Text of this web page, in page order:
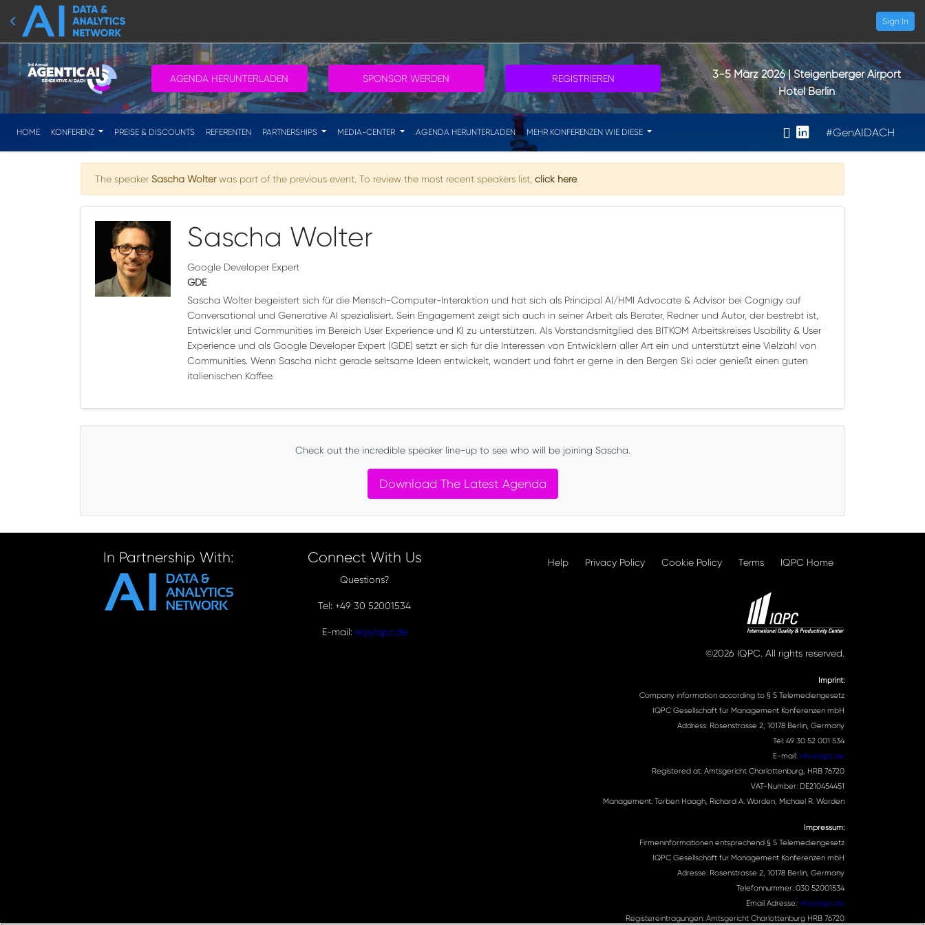
Sign In
3-5 März 2026 | Steigenberger Airport
Hotel Berlin
AGENDA HERUNTERLADEN SPONSOR WERDEN REGISTRIEREN
HOME KONFERENZ PREISE & DISCOUNTS REFERENTEN PARTNERSHIPS MEDIA-CENTER AGENDA HERUNTERLADEN MEHR KONFERENZEN WIE DIESE #GenAIDACH
The speaker Sascha Wolterwas part of the previous event. To review the most recent speakers list, click here.
Sascha Wolter
Google Developer Expert
GDE
Sascha Wolter begeistert sich für die Mensch-Computer-Interaktion und hat sich als Principal AI/HMI Advocate & Advisor bei Cognigy auf
Conversational und Generative AI spezialisiert. Sein Engagement zeigt sich auch in seiner Arbeit als Berater, Redner und Autor, der bestrebt ist,
Entwickler und Communities im Bereich User Experience und KI zu unterstützen. Als Vorstandsmitglied des BITKOM Arbeitskreises Usability & User
Experience und als Google Developer Expert (GDE) setzt er sich für die Interessen von Entwicklern aller Art ein und unterstützt eine Vielzahl von
Communities. Wenn Sascha nicht gerade seltsame Ideen entwickelt, wandert und fährt er gerne in den Bergen Ski oder genießt einen guten
italienischen Kaffee.
Check out the incredible speaker line-up to see who will be joining Sascha.
Download The Latest Agenda
In Partnership With: Connect With Us
Questions?
Tel: +49 30 52001534
E-mail: eq@iqpc.de
Help Privacy Policy Cookie Policy Terms IQPC Home
©2026 IQPC. All rights reserved.
Imprint:
Company information according to § 5 Telemediengesetz
IQPC Gesellschaft für Management Konferenzen mbH
Address: Rosenstrasse 2, 10178 Berlin, Germany
Tel: 49 30 52 001 534
E-mail: info@iqpc.de
Registered at: Amtsgericht Charlottenburg, HRB 76720
VAT-Number: DE210454451
Management: Torben Haagh, Richard A. Worden, Michael R. Worden
Impressum:
Firmeninformationen entsprechend § 5 Telemediengesetz
IQPC Gesellschaft für Management Konferenzen mbH
Adresse: Rosenstrasse 2, 10178 Berlin, Germany
Telefonnummer: 030 52001534
Email Adresse: info@iqpc.de
Registereintragungen: Amtsgericht Charlottenburg HRB 76720